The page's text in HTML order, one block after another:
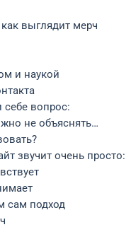
выглядит мерч
и наукой
вопрос:
не объяснять…
звучит очень просто:
сам подход